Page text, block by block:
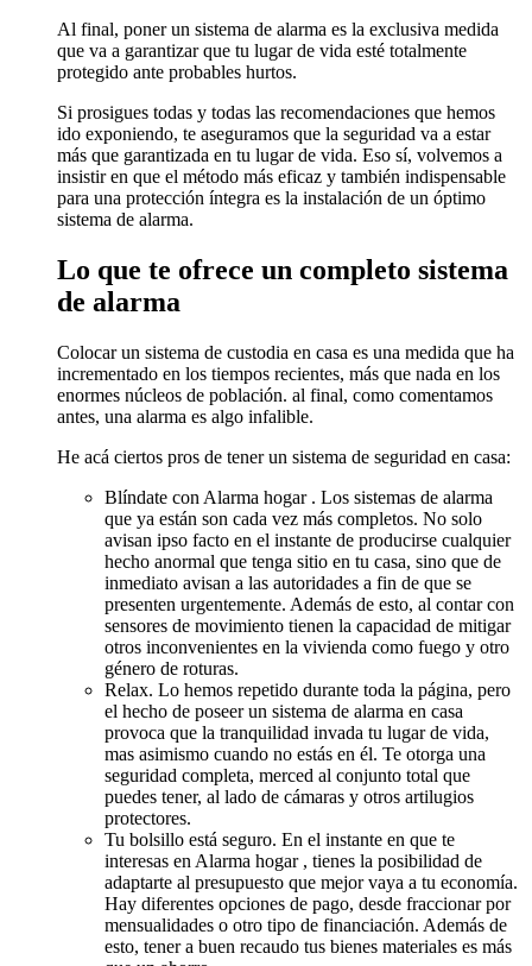
Al final, poner un sistema de alarma es la exclusiva medida
que va a garantizar que tu lugar de vida esté totalmente
protegido ante probables hurtos.
Si prosigues todas y todas las recomendaciones que hemos
ido exponiendo, te aseguramos que la seguridad va a estar
más que garantizada en tu lugar de vida. Eso sí, volvemos a
insistir en que el método más eficaz y también indispensable
para una protección íntegra es la instalación de un óptimo
sistema de alarma.
Lo que te ofrece un completo sistema
de alarma
Colocar un sistema de custodia en casa es una medida que ha
incrementado en los tiempos recientes, más que nada en los
enormes núcleos de población. al final, como comentamos
antes, una alarma es algo infalible.
He acá ciertos pros de tener un sistema de seguridad en casa:
Blíndate con Alarma hogar . Los sistemas de alarma
que ya están son cada vez más completos. No solo
avisan ipso facto en el instante de producirse cualquier
hecho anormal que tenga sitio en tu casa, sino que de
inmediato avisan a las autoridades a fin de que se
presenten urgentemente. Además de esto, al contar con
sensores de movimiento tienen la capacidad de mitigar
otros inconvenientes en la vivienda como fuego y otro
género de roturas.
Relax. Lo hemos repetido durante toda la página, pero
el hecho de poseer un sistema de alarma en casa
provoca que la tranquilidad invada tu lugar de vida,
mas asimismo cuando no estás en él. Te otorga una
seguridad completa, merced al conjunto total que
puedes tener, al lado de cámaras y otros artilugios
protectores.
Tu bolsillo está seguro. En el instante en que te
interesas en Alarma hogar , tienes la posibilidad de
adaptarte al presupuesto que mejor vaya a tu economía.
Hay diferentes opciones de pago, desde fraccionar por
mensualidades o otro tipo de financiación. Además de
esto, tener a buen recaudo tus bienes materiales es más